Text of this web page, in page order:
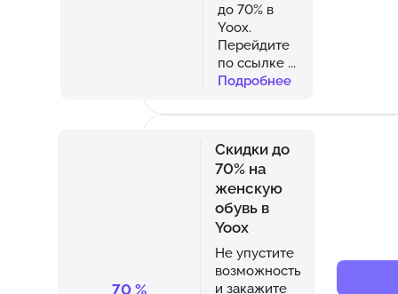
до 70% в
Yoox.
Перейдите
по ссылке ...
Подробнее
70 %
Скидки до
70% на
женскую
обувь в
Yoox
Не упустите
возможность
и закажите